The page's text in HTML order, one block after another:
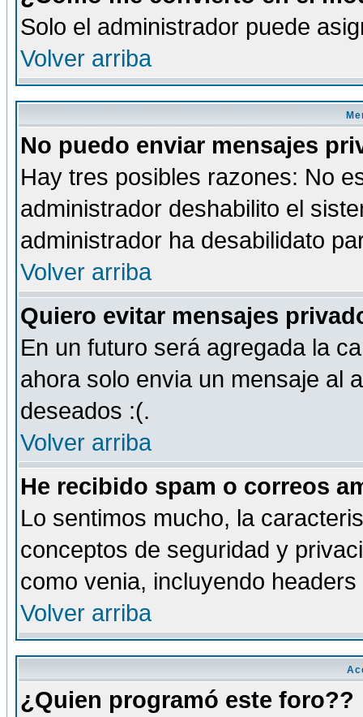
Solo el administrador puede
Volver arriba
No puedo enviar mensajes
Hay tres posibles razones: No
administrador deshabilito el
administrador ha desabilidato
Volver arriba
Quiero evitar mensajes
En un futuro será agregada la
ahora solo envia un mensaje al
deseados :(.
Volver arriba
He recibido spam o correos
Lo sentimos mucho, la
conceptos de seguridad y
como venia, incluyendo
Volver arriba
¿Quien programó este foro??